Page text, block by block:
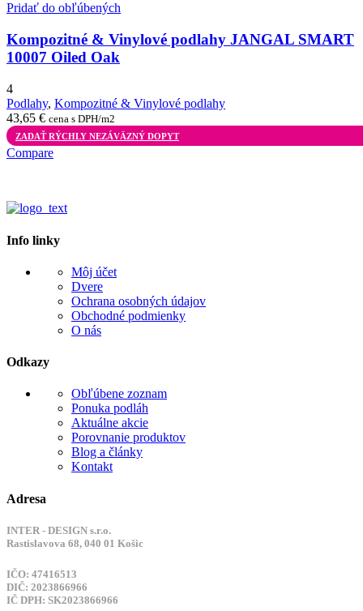
Pridať do obľúbených
Kompozitné & Vinylové podlahy JANGAL SMART
10007 Oiled Oak
4
Podlahy, Kompozitné & Vinylové podlahy
43,65 € cena s DPH/m2
ZADAŤ RÝCHLY NEZÁVÄZNÝ DOPYT
Compare
Info linky
Môj účet
Dvere
Ochrana osobných údajov
Obchodné podmienky
O nás
Odkazy
Obľúbene zoznam
Ponuka podláh
Aktuálne akcie
Porovnanie produktov
Blog a články
Kontakt
Adresa
INTER - DESIGN s.r.o.
Rastislavova 68, 040 01 Košic
IČO: 47416513
DIČ: 2023866966
IČ DPH: SK2023866966